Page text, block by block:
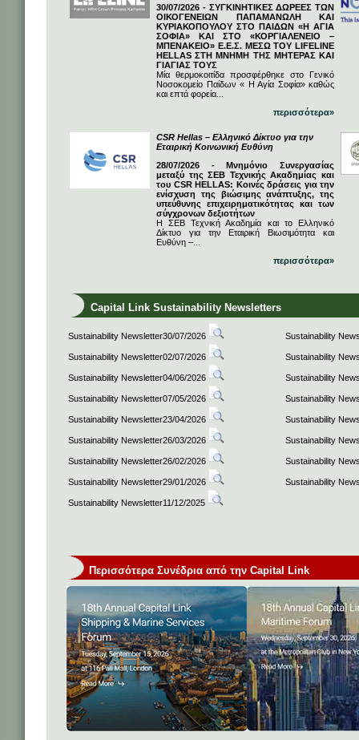
30/07/2026 - ΣΥΓΚΙΝΗΤΙΚΕΣ ΔΩΡΕΕΣ ΤΩΝ
ΟΙΚΟΓΕΝΕΙΩΝ ΠΑΠΑΜΑΝΩΛΗ ΚΑΙ
ΚΥΡΙΑΚΟΠΟΥΛΟΥ ΣΤΟ ΠΑΙΔΩΝ «Η ΑΓΙΑ
ΣΟΦΙΑ» ΚΑΙ ΣΤΟ «ΚΟΡΓΙΑΛΕΝΕΙΟ –
ΜΠΕΝΑΚΕΙΟ» Ε.Ε.Σ. ΜΕΣΩ ΤΟΥ LIFELINE
HELLAS ΣΤΗ ΜΝΗΜΗ ΤΗΣ ΜΗΤΕΡΑΣ ΚΑΙ
ΓΙΑΓΙΑΣ ΤΟΥΣ
Μία θερμοκοιτίδα προσφέρθηκε στο Γενικό
Νοσοκομείο Παίδων « Η Αγία Σοφία» καθώς
και επτά φορεία...
περισσότερα»
CSR Hellas – Ελληνικό Δίκτυο για την
Εταιρική Κοινωνική Ευθύνη
28/07/2026 - Μνημόνιο Συνεργασίας
μεταξύ της ΣΕΒ Τεχνικής Ακαδημίας και
του CSR HELLAS: Κοινές δράσεις για την
ενίσχυση της βιώσιμης ανάπτυξης, της
υπεύθυνης επιχειρηματικότητας και των
σύγχρονων δεξιοτήτων
Η ΣΕΒ Τεχνική Ακαδημία και το Ελληνικό
Δίκτυο για την Εταιρική Βιωσιμότητα και
Ευθύνη –...
περισσότερα»
Capital Link Sustainability Newsletters
Sustainability Newsletter30/07/2026 Sustainability
Sustainability Newsletter02/07/2026 Sustainability
Sustainability Newsletter04/06/2026 Sustainability
Sustainability Newsletter07/05/2026 Sustainability
Sustainability Newsletter23/04/2026 Sustainability
Sustainability Newsletter26/03/2026 Sustainability
Sustainability Newsletter26/02/2026 Sustainability
Sustainability Newsletter29/01/2026 Sustainability
Sustainability Newsletter11/12/2025
Περισσότερα Συνέδρια από την Capital Link